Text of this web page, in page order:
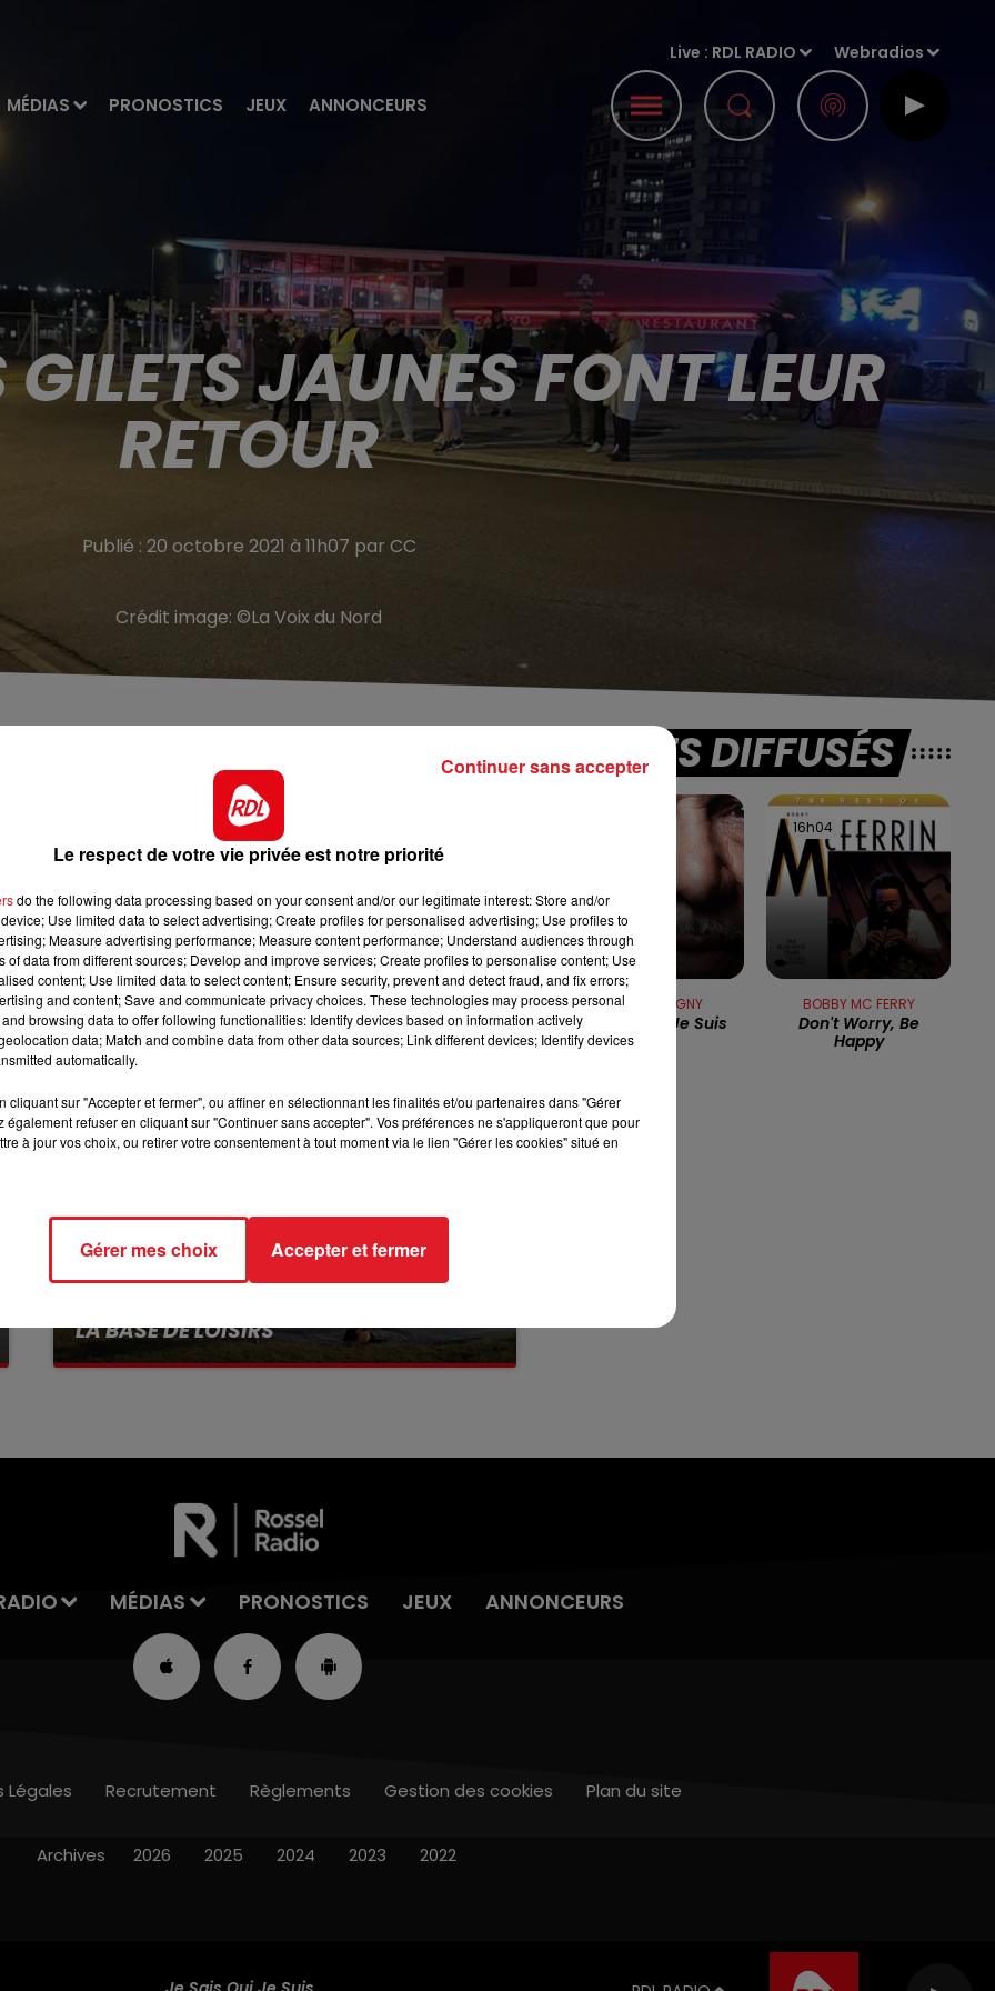
MÉDIAS PRONOSTICS JEUX ANNONCEURS
Live : RDL RADIO Webradios
12h00 - 13h00
RDL & VOUS
13h00 - 16h00
LES APRÈS-MIDI QUI CHANTENT
GILETS JAUNES FONT LEUR
RETOUR
Publié : 20 octobre 2021 à 11h07 par CC
Crédit image: ©La Voix du Nord
à Capécure, à Boulogne sur Mer
soir à Boulogne sur mer, dans la zone de Capécure. Les
de retour. Pas de blocage au programme mais des
notamment l’augmentation des prix du gaz et du
5h30 le matin. les gilets jaunes pourraient ensuite
vax
13 juillet 2026
LA BASE DE LOISIRS
La victime a coulé à pic
TITRES DIFFUSÉS
FLORENT PAGNY
Je Sais Qui Je Suis
16h04
16h04
BOBBY MC FERRY
Don't Worry, Be
Happy
MÉDIAS PRONOSTICS JEUX ANNONCEURS
Légales Recrutement Règlements Gestion des cookies Plan du site
Archives 2026 2025 2024 2023 2022
Le respect de votre vie privée est notre priorité
do the following data processing based on your consent and/or our legitimate interest: Store and/or
Use limited data to select advertising; Create profiles for personalised advertising; Use profiles to
Measure advertising performance; Measure content performance; Understand audiences through
of data from different sources; Develop and improve services; Create profiles to personalise content; Use
content; Use limited data to select content; Ensure security, prevent and detect fraud, and fix errors;
and content; Save and communicate privacy choices. These technologies may process personal
browsing data to offer following functionalities: Identify devices based on information actively
data; Match and combine data from other data sources; Link different devices; Identify devices
automatically.
cliquant sur "Accepter et fermer", ou affiner en sélectionnant les finalités et/ou partenaires dans "Gérer
également refuser en cliquant sur "Continuer sans accepter". Vos préférences ne s'appliqueront que pour
à jour vos choix, ou retirer votre consentement à tout moment via le lien "Gérer les cookies" situé en
Gérer mes choix Accepter et fermer
Continuer sans accepter